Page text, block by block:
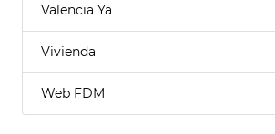
Valencia Ya
Vivienda
Web FDM